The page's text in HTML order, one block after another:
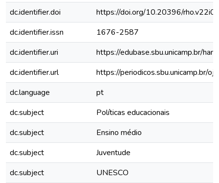
dc.identifier.doi
https://doi.org/10.20396/
dc.identifier.issn
1676-2587
dc.identifier.uri
https://edubase.sbu.unicamp.br/
dc.identifier.url
https://periodicos.sbu.unicamp.br/
dc.language
pt
dc.subject
Políticas educacionais
dc.subject
Ensino médio
dc.subject
Juventude
dc.subject
UNESCO